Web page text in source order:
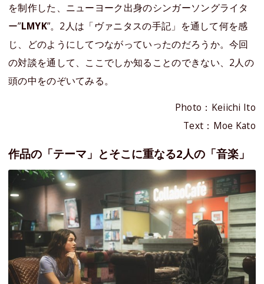
を制作した、ニューヨーク出身のシンガーソングライタ
ー”LMYK”。2人は「ヴァニタスの手記」を通して何を感
じ、どのようにしてつながっていったのだろうか。今回
の対談を通して、ここでしか知ることのできない、2人の
頭の中をのぞいてみる。
Photo：Keiichi Ito
Text：Moe Kato
作品の「テーマ」とそこに重なる2人の「音楽」